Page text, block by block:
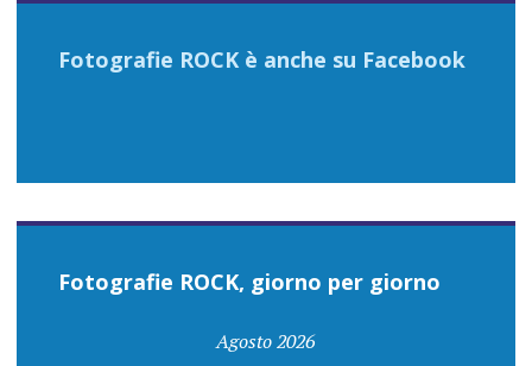
Fotografie ROCK è anche su Facebook
Fotografie ROCK, giorno per giorno
Agosto 2026